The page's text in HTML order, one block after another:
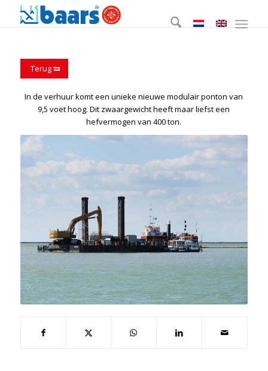
Terug
In de verhuur komt een unieke nieuwe modulair ponton van
9,5 voet hoog. Dit zwaargewicht heeft maar liefst een
hefvermogen van 400 ton.